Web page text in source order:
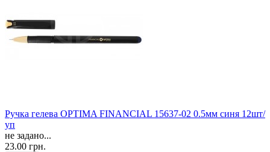
Ручка гелева OPTIMA FINANCIAL 15637-02 0.5мм синя 12шт/
уп
не задано...
23.00 грн.